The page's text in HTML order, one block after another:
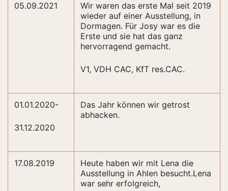
05.09.2021
Wir waren das erste Mal seit 2019
wieder auf einer Ausstellung, in
Dormagen. Für Josy war es die
Erste und sie hat das ganz
hervorragend gemacht.
V1, VDH CAC, KfT res.CAC.
01.01.2020-
31.12.2020
Das Jahr können wir getrost
abhacken.
17.08.2019
Heute haben wir mit Lena die
Ausstellung in Ahlen besucht.Lena
war sehr erfolgreich,